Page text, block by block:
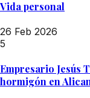
Vida personal
26 Feb 2026
5
Empresario Jesús
hormigón en